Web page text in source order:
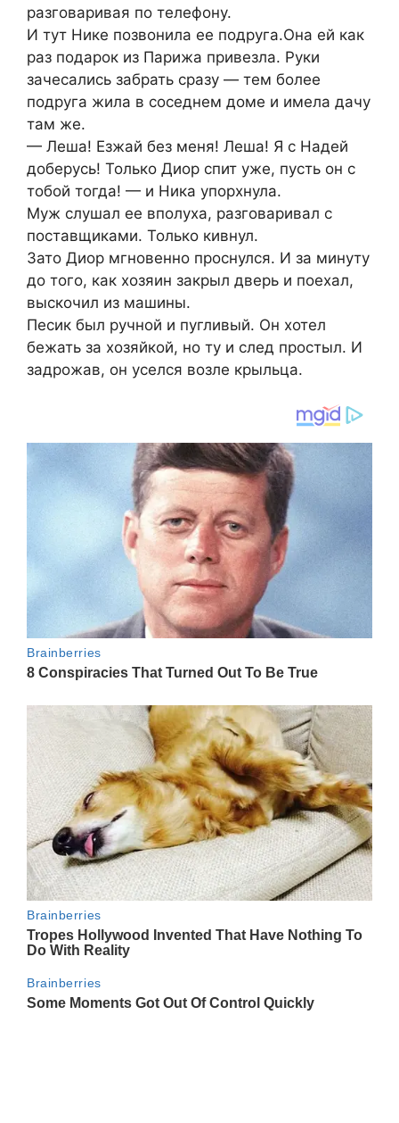
разговаривая по телефону.
И тут Нике позвонила ее подруга.Она ей как
раз подарок из Парижа привезла. Руки
зачесались забрать сразу — тем более
подруга жила в соседнем доме и имела дачу
там же.
— Леша! Езжай без меня! Леша! Я с Надей
доберусь! Только Диор спит уже, пусть он с
тобой тогда! — и Ника упорхнула.
Муж слушал ее вполуха, разговаривал с
поставщиками. Только кивнул.
Зато Диор мгновенно проснулся. И за минуту
до того, как хозяин закрыл дверь и поехал,
выскочил из машины.
Песик был ручной и пугливый. Он хотел
бежать за хозяйкой, но ту и след простыл. И
задрожав, он уселся возле крыльца.